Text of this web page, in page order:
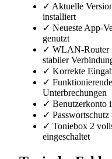
✓ Aktuelle
installiert
✓ Neueste App-
genutzt
✓ WLAN-Router
stabiler
✓ Korrekte
✓
Unterbrechungen
✓ Benutzerkonto
✓
✓ Toniebox 2
eingeschaltet